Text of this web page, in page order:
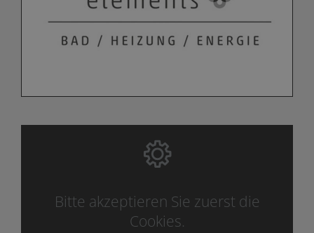
Bitte akzeptieren Sie zuerst die
Cookies.